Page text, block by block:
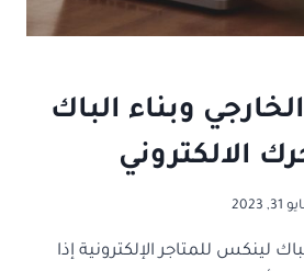
وبناء الباك
الالكتروني
31, 2023
لينكس للمتاجر الإلكترونية إذا